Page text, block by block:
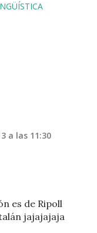
a las 11:30
es de Ripoll
jajajajaja